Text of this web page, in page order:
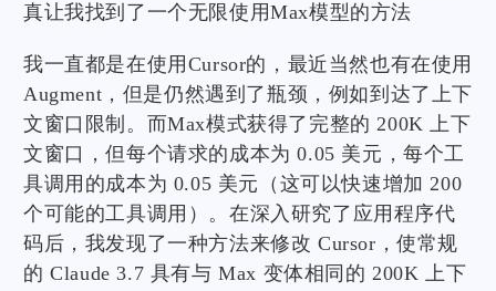
真让我找到了一个无限使用Max模型的方法
我一直都是在使用Cursor的，最近当然也有在使用
Augment，但是仍然遇到了瓶颈，例如到达了上下
文窗口限制。而Max模式获得了完整的 200K 上下
文窗口，但每个请求的成本为 0.05 美元，每个工
具调用的成本为 0.05 美元（这可以快速增加 200
个可能的工具调用）。在深入研究了应用程序代
码后，我发现了一种方法来修改 Cursor，使常规
的 Claude 3.7 具有与 Max 变体相同的 200K 上下